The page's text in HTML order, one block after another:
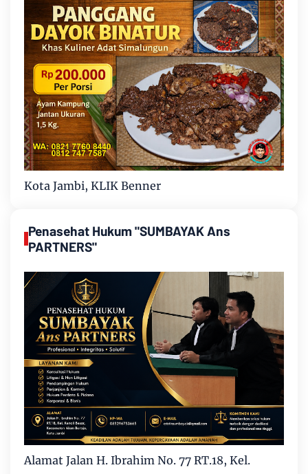
Kota Jambi, KLIK Benner
Penasehat Hukum "SUMBAYAK Ans
PARTNERS"
Alamat Jalan H. Ibrahim No. 77 RT.18, Kel.